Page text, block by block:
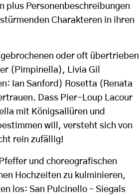
plus Personenbeschreibungen
Charakteren in ihren
oder oft übertrieben
(Pimpinella), Livia Gil
Ian Sanford) Rosetta (Renata
Dass Pier-Loup Lacour
mit Königsallüren und
will, versteht sich von
rein zufällig!
und choreografischen
Hochzeiten zu kulminieren,
los: San Pulcinello – Siegals